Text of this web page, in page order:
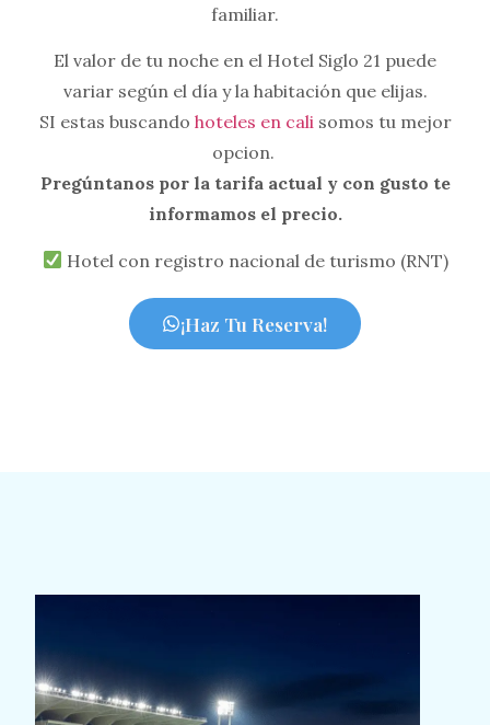
familiar.
El valor de tu noche en el Hotel Siglo 21 puede
variar según el día y la habitación que elijas.
SI estas buscando hoteles en calisomos tu mejor
opcion.
Pregúntanos por la tarifa actual y con gusto te
informamos el precio.
Hotel con registro nacional de turismo (RNT)
¡Haz Tu Reserva!